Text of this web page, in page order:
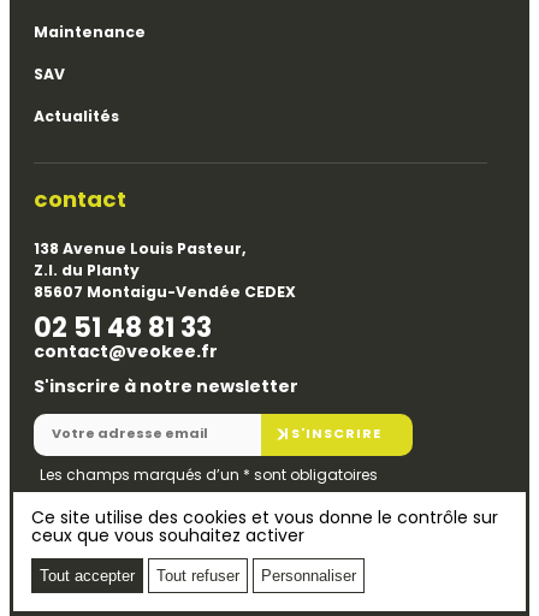
Maintenance
SAV
Actualités
contact
138 Avenue Louis Pasteur,
Z.I. du Planty
85607 Montaigu-Vendée CEDEX
02 51 48 81 33
contact@veokee.fr
S'inscrire à notre newsletter
S'INSCRIRE
Les champs marqués d’un * sont obligatoires
Veokee
Politique de confidentialité
Plan du site
Ce site utilise des cookies et vous donne le contrôle sur
ceux que vous souhaitez activer
Tout accepter Tout refuser Personnaliser